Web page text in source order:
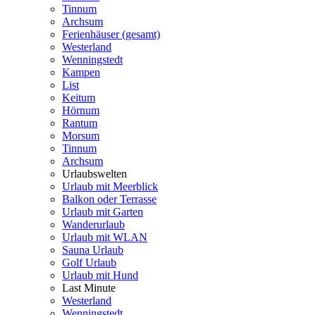
Tinnum
Archsum
Ferienhäuser (gesamt)
Westerland
Wenningstedt
Kampen
List
Keitum
Hörnum
Rantum
Morsum
Tinnum
Archsum
Urlaubswelten
Urlaub mit Meerblick
Balkon oder Terrasse
Urlaub mit Garten
Wanderurlaub
Urlaub mit WLAN
Sauna Urlaub
Golf Urlaub
Urlaub mit Hund
Last Minute
Westerland